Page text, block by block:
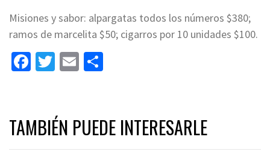
Misiones y sabor: alpargatas todos los números $380;
ramos de marcelita $50; cigarros por 10 unidades $100.
Facebook
Twitter
Email
TAMBIÉN PUEDE INTERESARLE